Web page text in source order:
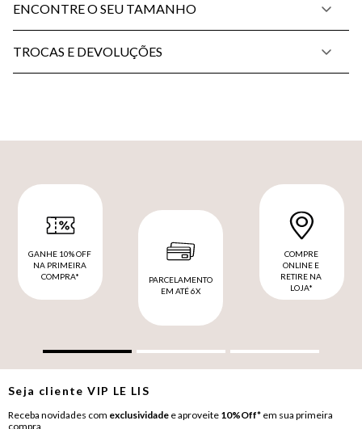
ENCONTRE O SEU TAMANHO
TROCAS E DEVOLUÇÕES
GANHE 10% OFF
NA PRIMEIRA
COMPRA*
PARCELAMENTO
EM ATÉ 6X
COMPRE
ONLINE E
RETIRE NA
LOJA*
Seja clienteVIP LE LIS
Receba novidades com exclusividade e aproveite 10%Off* em sua primeira
compra